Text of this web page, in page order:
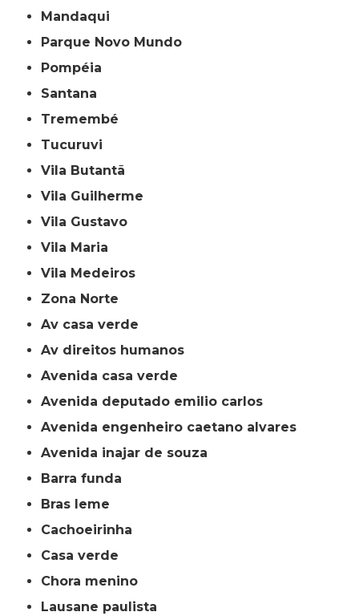
Mandaqui
Parque Novo Mundo
Pompéia
Santana
Tremembé
Tucuruvi
Vila Butantã
Vila Guilherme
Vila Gustavo
Vila Maria
Vila Medeiros
Zona Norte
av casa verde
av direitos humanos
avenida casa verde
avenida deputado emilio carlos
avenida engenheiro caetano alvares
avenida inajar de souza
barra funda
bras leme
cachoeirinha
casa verde
chora menino
lausane paulista